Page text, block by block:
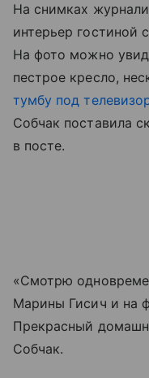
На снимках
интерьер гостиной
На фото можно
пестрое кресло,
тумбу под
Собчак поставила
в посте.
«Смотрю
Марины Гисич и на
Прекрасный
Собчак.